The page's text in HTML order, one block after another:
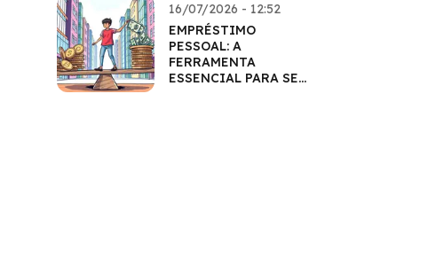
16/07/2026 - 12:52
EMPRÉSTIMO
PESSOAL: A
FERRAMENTA
ESSENCIAL PARA SEU